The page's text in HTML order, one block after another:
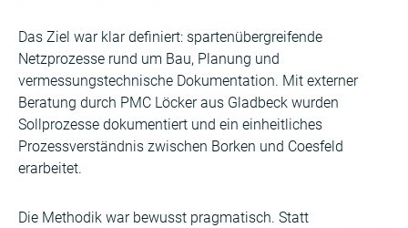
Das Ziel war klar definiert: spartenübergreifende
Netzprozesse rund um Bau, Planung und
vermessungstechnische Dokumentation. Mit externer
Beratung durch PMC Löcker aus Gladbeck wurden
Sollprozesse dokumentiert und ein einheitliches
Prozessverständnis zwischen Borken und Coesfeld
erarbeitet.
Die Methodik war bewusst pragmatisch. Statt